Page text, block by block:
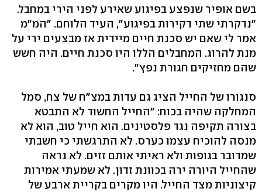
בשם אופיר שנפצע בפיגוע שאירע לפני הירי במחבל.
"נדקרתי שתי דקירות בפיגוע", העיד הלוחם. "המ"מ
אמר לי שאם יש סכנת חיים מיידית אז מבצעים ירי על
מנת להרוג. המחבלים הללו היו סכנת חיים. היה חשש
שהם מחזיקים חגורת נפץ".
סנגורו של החייל הציג גם עדות במצ"ח של צח, סמל
המחלקה שהיה בכוח: "החייל החשוד לא התבטא
בצורה תקיפה נגד פלסטינים. הוא חייל טוב, הוא לא
מנסה להוכיח עצמו כערס. לא התרגשתי כי חשבתי
שמדובר בגופות ולא ראיתי אותם זזים. לא נראה
שהחייל היורה ירה בכוונת זדון. לא שמעתי אמירות
קיצוניות מצד החייל. היו מקרים בקריית ארבע של